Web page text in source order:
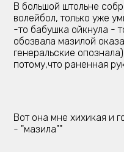
В большой штольне
волейбол, только уже
-то бабушка ойкнула -
обозвала мазилой
генеральские
потому,что раненная
Вот она мне хихикая и
- "мазила""